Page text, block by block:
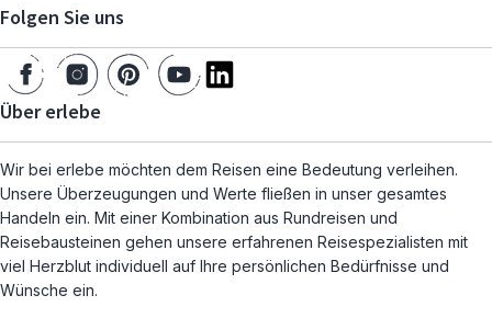
Folgen Sie uns
Über erlebe
Wir bei erlebe möchten dem Reisen eine Bedeutung verleihen.
Unsere Überzeugungen und Werte fließen in unser gesamtes
Handeln ein. Mit einer Kombination aus Rundreisen und
Reisebausteinen gehen unsere erfahrenen Reisespezialisten mit
viel Herzblut individuell auf Ihre persönlichen Bedürfnisse und
Wünsche ein.